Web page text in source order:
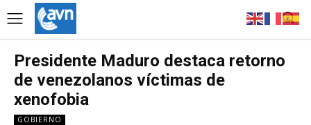
Presidente Maduro destaca retorno
de venezolanos víctimas de
xenofobia
GOBIERNO